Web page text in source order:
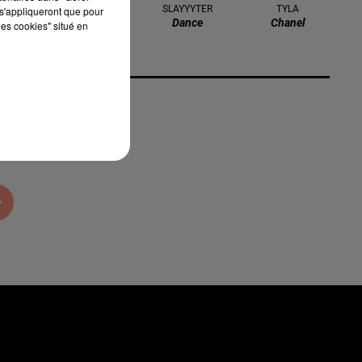
RED HOT CHILI
PEPPERS
SLAYYYTER
Dance
TYLA
Chanel
que pour
cookies" situé en